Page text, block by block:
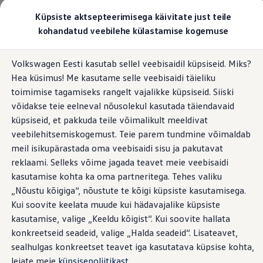
Küpsiste aktsepteerimisega käivitate just teile
kohandatud veebilehe külastamise kogemuse
Volkswagen Eesti kasutab sellel veebisaidil küpsiseid. Miks?
Hea küsimus! Me kasutame selle veebisaidi täieliku
toimimise tagamiseks rangelt vajalikke küpsiseid. Siiski
võidakse teie eelneval nõusolekul kasutada täiendavaid
küpsiseid, et pakkuda teile võimalikult meeldivat
veebilehitsemiskogemust. Teie parem tundmine võimaldab
meil isikupärastada oma veebisaidi sisu ja pakutavat
reklaami. Selleks võime jagada teavet meie veebisaidi
kasutamise kohta ka oma partneritega. Tehes valiku
„Nõustu kõigiga“, nõustute te kõigi küpsiste kasutamisega.
Kui soovite keelata muude kui hädavajalike küpsiste
kasutamise, valige „Keeldu kõigist“. Kui soovite hallata
konkreetseid seadeid, valige „Halda seadeid“. Lisateavet,
sealhulgas konkreetset teavet iga kasutatava küpsise kohta,
leiate meie küpsisepoliitikast.
põhisisu
juurde
jaluse
juurde
Valige oma Volkswagen
Mudelid ja konfiguraator
Uus ID. Cross
Konfigureeri
Volkswageni tarbesõidukid. Igaks ülesandeks valmis
Volkswagen laoautode e-pood
Pakkumised ja teenused
Juubelipakkumine
Autovahetus
Garantii
Volkswagen laoautode e-pood
Tasuta registreerimistasu sinu uuele Volkswagenile!
Tiguani pistikhübriid
Elektriautod ja hübriidautod
Golf eHybrid
Tiguan eHybrid
Passat eHybrid
Tayron eHybrid
Touareg eHybrid
Ära iial ütle iial
ID. teadmised
Esileht Kolmanda osapoole litsentsiteade
Kolmanda osapoole
litsentsiteade
1.MIT litsents
Autoriõigus (c) 2014-praeguseni Sebastian McKenzie